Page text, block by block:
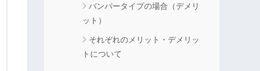
バンパータイプの場合（デメリ
ット）
それぞれのメリット・デメリッ
トについて